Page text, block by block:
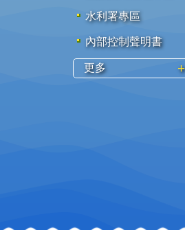
水利署專區
內部控制聲明書
更多